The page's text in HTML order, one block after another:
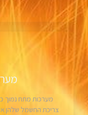
מערכות מתח נמוך